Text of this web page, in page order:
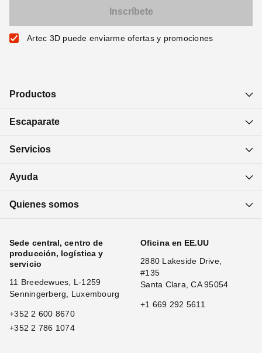
Artec 3D puede enviarme ofertas y promociones
Productos
Escaparate
Servicios
Ayuda
Quienes somos
Sede central, centro de
producción, logística y
servicio
11 Breedewues, L-1259
Senningerberg, Luxembourg
+352 2 600 8670
+352 2 786 1074
Oficina en EE.UU
2880 Lakeside Drive,
#135
Santa Clara, CA 95054
+1 669 292 5611